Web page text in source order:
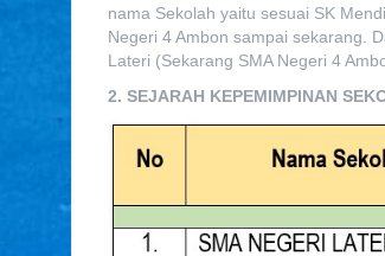
nama Sekolah yaitu sesuai SK
Negeri 4 Ambon sampai sekarang.
Lateri (Sekarang SMA Negeri 4
2. SEJARAH KEPEMIMPINAN